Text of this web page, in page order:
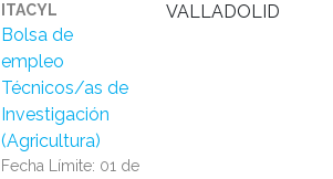
ITACYL
Bolsa de
empleo
Técnicos/as de
Investigación
(Agricultura)
Fecha Límite: 01 de
VALLADOLID